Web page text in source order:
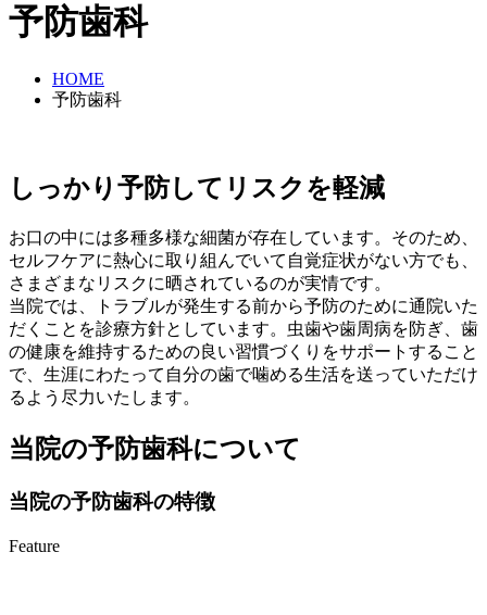
予防歯科
HOME
予防歯科
しっかり予防してリスクを軽減
お口の中には多種多様な細菌が存在しています。そのため、
セルフケアに熱心に取り組んでいて自覚症状がない方でも、
さまざまなリスクに晒されているのが実情です。
当院では、トラブルが発生する前から予防のために通院いた
だくことを診療方針としています。虫歯や歯周病を防ぎ、歯
の健康を維持するための良い習慣づくりをサポートすること
で、生涯にわたって自分の歯で噛める生活を送っていただけ
るよう尽力いたします。
当院の予防歯科について
当院の予防歯科の特徴
Feature